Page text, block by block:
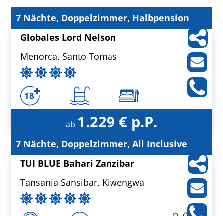
7 Nächte, Doppelzimmer, Halbpension
Globales Lord Nelson
Menorca, Santo Tomas
ab 1.229 € p.P.
7 Nächte, Doppelzimmer, All Inclusive
TUI BLUE Bahari Zanzibar
Tansania Sansibar, Kiwengwa